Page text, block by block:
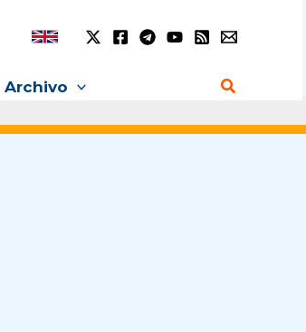
Archivo Buscar